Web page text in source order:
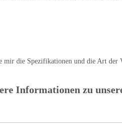
die Spezifikationen und die Art der
Informationen zu